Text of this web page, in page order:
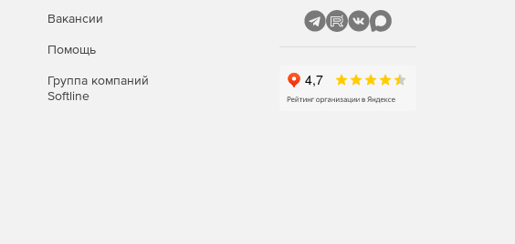
Вакансии
Помощь
Группа компаний
Softline